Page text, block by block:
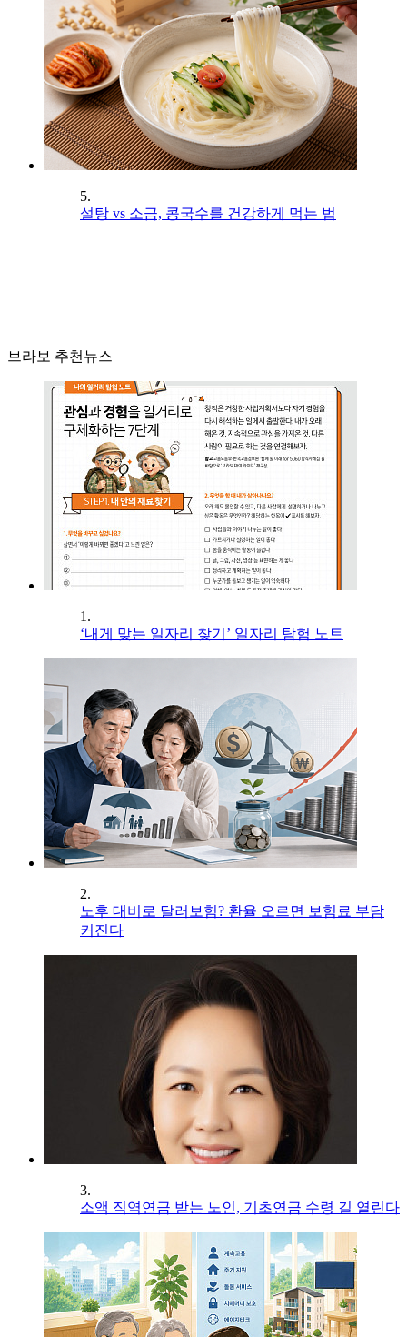
5.
설탕 vs 소금, 콩국수를 건강하게 먹는 법
브라보 추천뉴스
1.
‘내게 맞는 일자리 찾기’ 일자리 탐험 노트
2.
노후 대비로 달러보험? 환율 오르면 보험료 부담
커진다
3.
소액 직역연금 받는 노인, 기초연금 수령 길 열린다